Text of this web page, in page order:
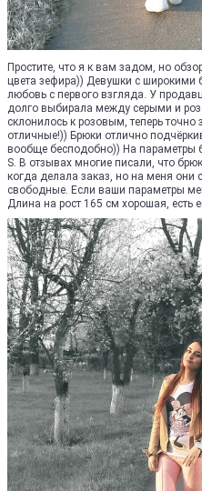
Простите, что я к вам задом, но
цвета зефира)) Девушки с широкими
любовь с первого взгляда. У
долго выбирала между серыми и
склонилось к розовым, теперь
отличные!)) Брюки отлично
вообще бесподобно)) На параметры
S. В отзывах многие писали, что
когда делала заказ, но на меня они
свободные. Если ваши параметры
Длина на рост 165 см хорошая, есть